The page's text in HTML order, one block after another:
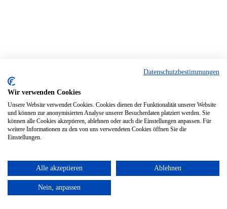
Datenschutzbestimmungen
Wir verwenden Cookies
Unsere Website verwendet Cookies. Cookies dienen der Funktionalität unserer Website
und können zur anonymisierten Analyse unserer Besucherdaten platziert werden. Sie
können alle Cookies akzeptieren, ablehnen oder auch die Einstellungen anpassen. Für
weitere Informationen zu den von uns verwendeten Cookies öffnen Sie die
Einstellungen.
Alle akzeptieren Ablehnen
Nein, anpassen